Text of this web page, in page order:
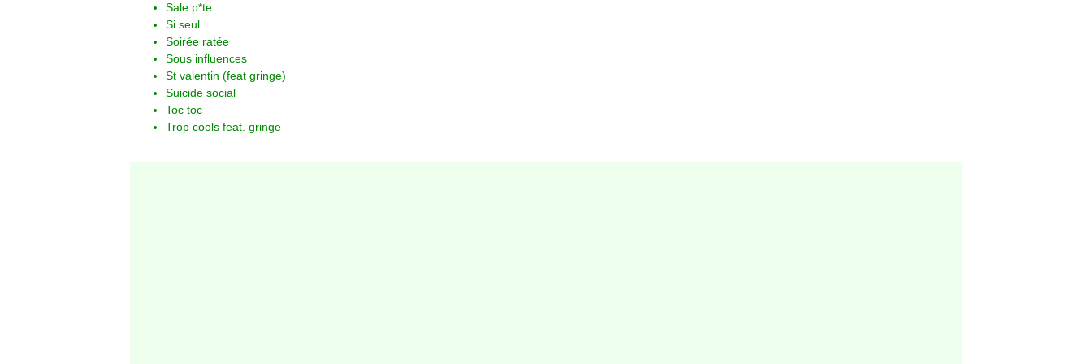
Sale p*te
Si seul
Soirée ratée
Sous influences
St valentin (feat gringe)
Suicide social
Toc toc
Trop cools feat. gringe